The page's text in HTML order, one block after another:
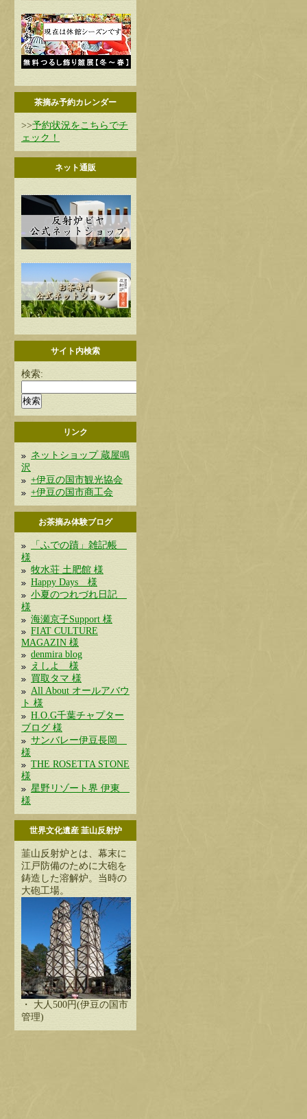
茶摘み予約カレンダー
>>予約状況をこちらでチ
ェック！
ネット通販
サイト内検索
検索:
リンク
ネットショップ 蔵屋鳴
沢
+伊豆の国市観光協会
+伊豆の国市商工会
お茶摘み体験ブログ
「ふでの蹟」雑記帳
様
牧水荘 土肥館 様
Happy Days 様
小夏のつれづれ日記
様
海瀬京子Support 様
FIAT CULTURE
MAGAZIN 様
denmira blog
えしよ 様
買取タマ 様
All About オールアバウ
ト 様
H.O.G千葉チャプター
ブログ 様
サンバレー伊豆長岡
様
THE ROSETTA STONE
様
星野リゾート界 伊東
様
世界文化遺産 韮山反射炉
韮山反射炉とは、幕末に
江戸防備のために大砲を
鋳造した溶解炉。当時の
大砲工場。
・ 大人500円(伊豆の国市
管理)